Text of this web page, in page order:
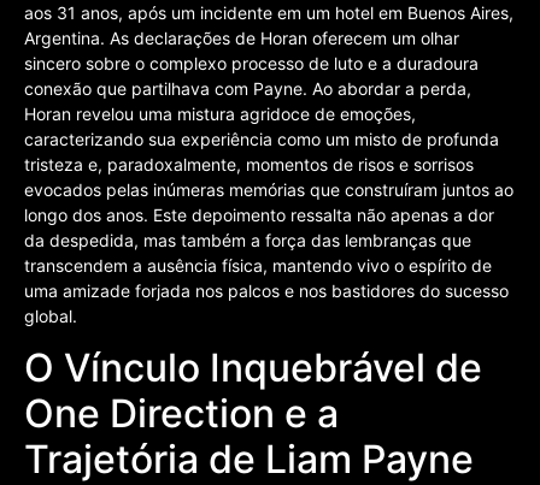
aos 31 anos, após um incidente em um hotel em Buenos Aires,
Argentina. As declarações de Horan oferecem um olhar
sincero sobre o complexo processo de luto e a duradoura
conexão que partilhava com Payne. Ao abordar a perda,
Horan revelou uma mistura agridoce de emoções,
caracterizando sua experiência como um misto de profunda
tristeza e, paradoxalmente, momentos de risos e sorrisos
evocados pelas inúmeras memórias que construíram juntos ao
longo dos anos. Este depoimento ressalta não apenas a dor
da despedida, mas também a força das lembranças que
transcendem a ausência física, mantendo vivo o espírito de
uma amizade forjada nos palcos e nos bastidores do sucesso
global.
O Vínculo Inquebrável de
One Direction e a
Trajetória de Liam Payne